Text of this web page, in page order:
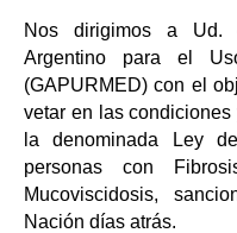
Nos dirigimos a Ud.
Argentino para el
(GAPURMED) con el
vetar en las
la denominada Ley
personas con
Mucoviscidosis,
Nación días atrás.